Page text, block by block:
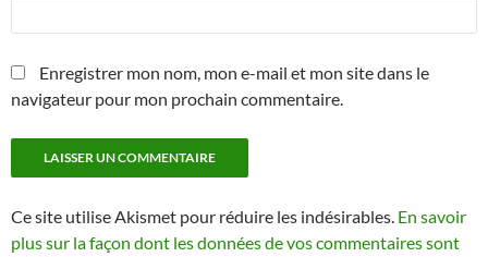
Enregistrer mon nom, mon e-mail et mon site dans le
navigateur pour mon prochain commentaire.
Ce site utilise Akismet pour réduire les indésirables. En savoir
plus sur la façon dont les données de vos commentaires sont